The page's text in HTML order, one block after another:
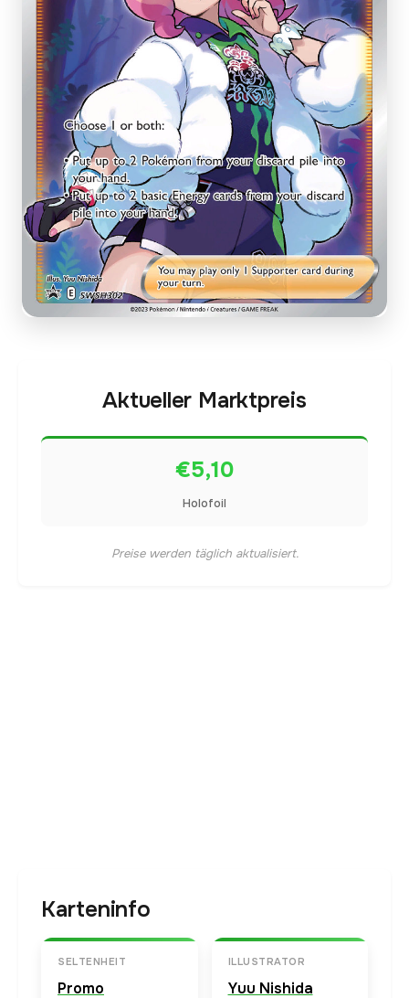
Aktueller Marktpreis
€5,10
Holofoil
Preise werden täglich aktualisiert.
Karteninfo
SELTENHEIT
Promo
ILLUSTRATOR
Yuu Nishida